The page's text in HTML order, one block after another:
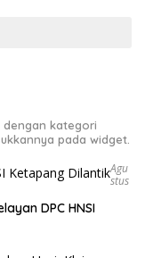
kategori
pada widget.
Agu
Stus
DPC HNSI